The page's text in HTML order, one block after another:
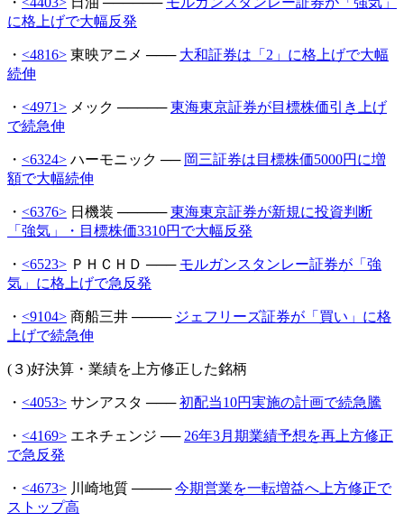
に格上げで大幅反発
・ <4816> 東映アニメ ─── 大和証券は「2」に格上げで大幅
続伸
・ <4971> メック ─────東海東京証券が目標株価引き上げ
で続急伸
・ <6324> ハーモニック ── 岡三証券は目標株価5000円に増
額で大幅続伸
・ <6376> 日機装 ─────東海東京証券が新規に投資判断
「強気」・目標株価3310円で大幅反発
・ <6523> ＰＨＣＨＤ ─── モルガンスタンレー証券が「強
気」に格上げで急反発
・ <9104> 商船三井 ──── ジェフリーズ証券が「買い」に格
上げで続急伸
(３)好決算・業績を上方修正した銘柄
・ <4053> サンアスタ ───初配当10円実施の計画で続急騰
・ <4169> エネチェンジ ── 26年3月期業績予想を再上方修正
で急反発
・ <4673> 川崎地質 ────今期営業を一転増益へ上方修正で
ストップ高